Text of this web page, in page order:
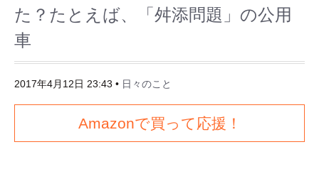
た？たとえば、「舛添問題」の公用
車
2017年4月12日 23:43 • 日々のこと
Amazonで買って応援！